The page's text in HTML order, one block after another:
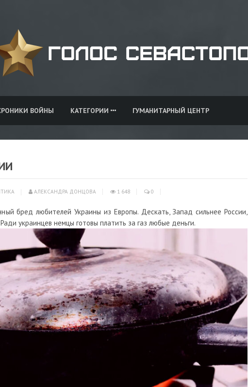
ВОЙНЫ КАТЕГОРИИ ГУМАНИТАРНЫЙ ЦЕНТР
АЛЕКСАНДРА ДОНЦОВА 1 648 0
бред любителей Украины из Европы. Дескать, Запад сильнее России,
украинцев немцы готовы платить за газ любые деньги.